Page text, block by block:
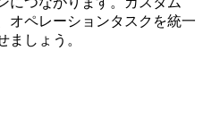
オペレーションタスクを統一
ましょう。